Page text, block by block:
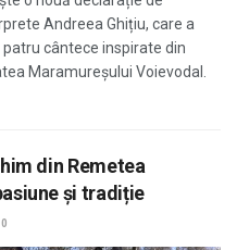
Andreea Ghițiu, care a
cântece inspirate din
Maramureșului Voievodal.
din Remetea
și tradiție
0